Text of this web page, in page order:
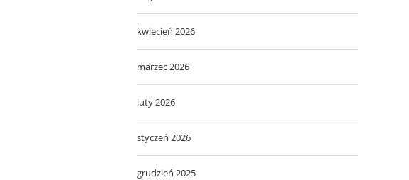
kwiecień 2026
marzec 2026
luty 2026
styczeń 2026
grudzień 2025